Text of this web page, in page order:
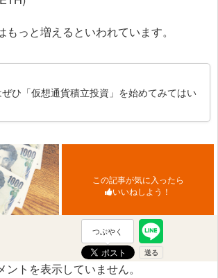
っと増えるといわれています。
ひ「仮想通貨積立投資」を始めてみてはい
この記事が気に入ったら
いいねしよう！
つぶやく
トを表示していません。